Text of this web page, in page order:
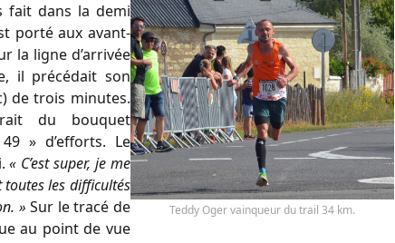
Teddy Oger vainqueur du trail 34 km.
fait dans la demi
porté aux avant-
la ligne d’arrivée
il précédait son
de trois minutes.
du bouquet
» d’efforts. Le
« C’est super, je me
les difficultés
»Sur le tracé de
au point de vue